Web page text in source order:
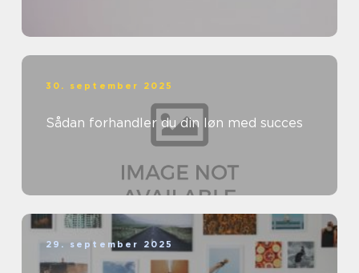
30. september 2025
Sådan forhandler du din løn med succes
29. september 2025